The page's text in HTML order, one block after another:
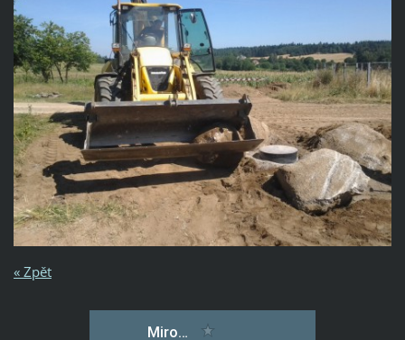
« Zpět